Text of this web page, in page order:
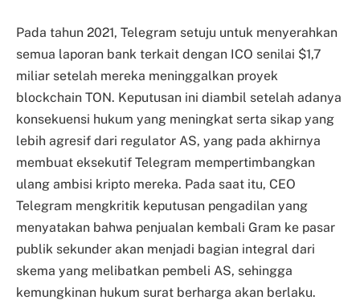
Pada tahun 2021, Telegram setuju untuk menyerahkan
semua laporan bank terkait dengan ICO senilai $1,7
miliar setelah mereka meninggalkan proyek
blockchain TON. Keputusan ini diambil setelah adanya
konsekuensi hukum yang meningkat serta sikap yang
lebih agresif dari regulator AS, yang pada akhirnya
membuat eksekutif Telegram mempertimbangkan
ulang ambisi kripto mereka. Pada saat itu, CEO
Telegram mengkritik keputusan pengadilan yang
menyatakan bahwa penjualan kembali Gram ke pasar
publik sekunder akan menjadi bagian integral dari
skema yang melibatkan pembeli AS, sehingga
kemungkinan hukum surat berharga akan berlaku.